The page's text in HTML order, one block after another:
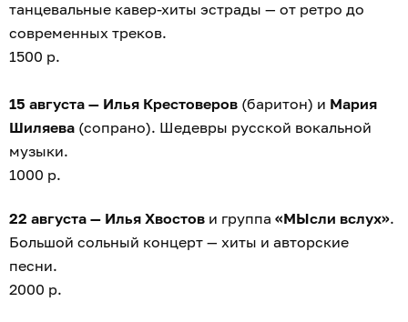
танцевальные кавер-хиты эстрады — от ретро до
современных треков.
1500 р.
15 августа — Илья Крестоверов (баритон) и Мария
Шиляева (сопрано). Шедевры русской вокальной
музыки.
1000 р.
22 августа — Илья Хвостов и группа «МЫсли вслух».
Большой сольный концерт — хиты и авторские
песни.
2000 р.